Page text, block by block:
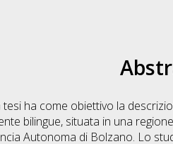
tesi ha come obiettivo la
bilingue, situata in una
Autonoma di Bolzano. Lo